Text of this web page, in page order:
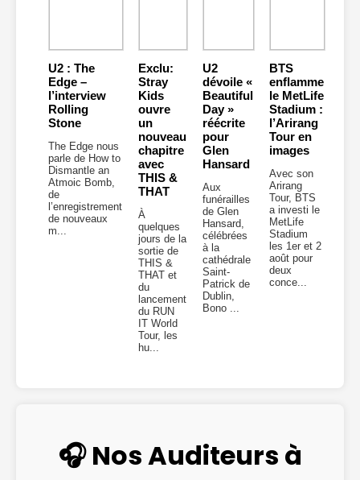
U2 : The
Edge –
l’interview
Rolling
Stone
The Edge nous
parle de How to
Dismantle an
Atmoic Bomb,
de
l’enregistrement
de nouveaux
m...
Exclu:
Stray
Kids
ouvre
un
nouveau
chapitre
avec
THIS &
THAT
À
quelques
jours de la
sortie de
THIS &
THAT et
du
lancement
du RUN
IT World
Tour, les
hu...
U2
dévoile «
Beautiful
Day »
réécrite
pour
Glen
Hansard
Aux
funérailles
de Glen
Hansard,
célébrées
à la
cathédrale
Saint-
Patrick de
Dublin,
Bono ...
BTS
enflamme
le MetLife
Stadium :
l’Arirang
Tour en
images
Avec son
Arirang
Tour, BTS
a investi le
MetLife
Stadium
les 1er et 2
août pour
deux
conce...
🎧 Nos Auditeurs à